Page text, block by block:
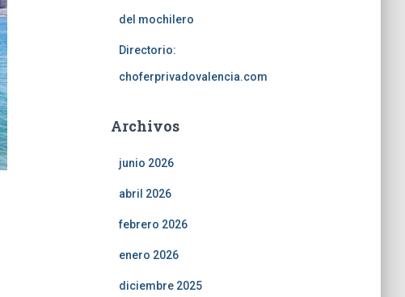
del mochilero
Directorio:
choferprivadovalencia.com
Archivos
junio 2026
abril 2026
febrero 2026
enero 2026
diciembre 2025